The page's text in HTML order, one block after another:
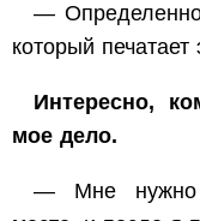
—
который печатает
Интересно,
мое дело.
— Мне нужно